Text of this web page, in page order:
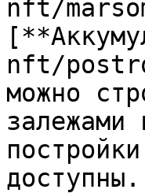
nft/
nft/
можно
доступны.